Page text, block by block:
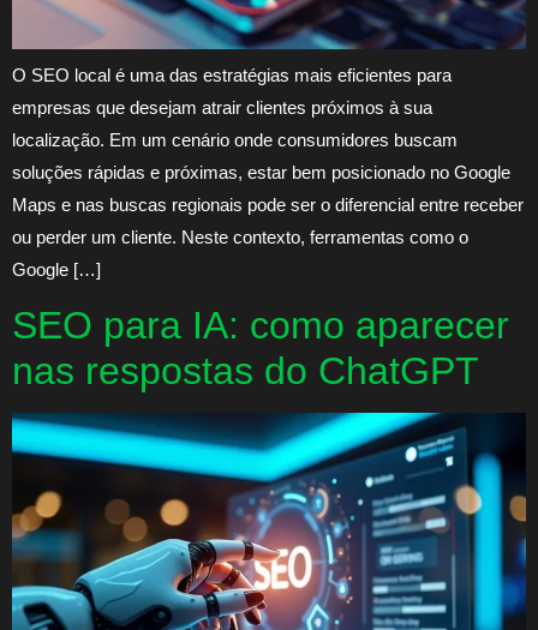
O SEO local é uma das estratégias mais eficientes para
empresas que desejam atrair clientes próximos à sua
localização. Em um cenário onde consumidores buscam
soluções rápidas e próximas, estar bem posicionado no Google
Maps e nas buscas regionais pode ser o diferencial entre receber
ou perder um cliente. Neste contexto, ferramentas como o
Google […]
SEO para IA: como aparecer
nas respostas do ChatGPT